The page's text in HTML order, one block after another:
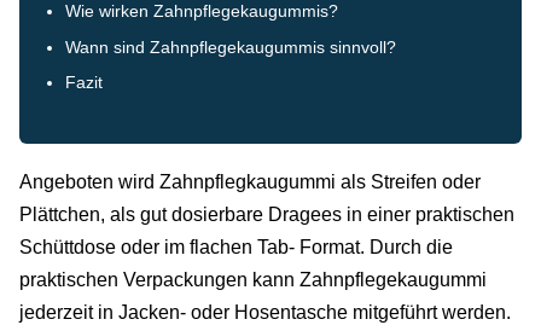
Wie wirken Zahnpflegekaugummis?
Wann sind Zahnpflegekaugummis sinnvoll?
Fazit
Angeboten wird Zahnpflegkaugummi als Streifen oder
Plättchen, als gut dosierbare Dragees in einer praktischen
Schüttdose oder im flachen Tab- Format. Durch die
praktischen Verpackungen kann Zahnpflegekaugummi
jederzeit in Jacken- oder Hosentasche mitgeführt werden.